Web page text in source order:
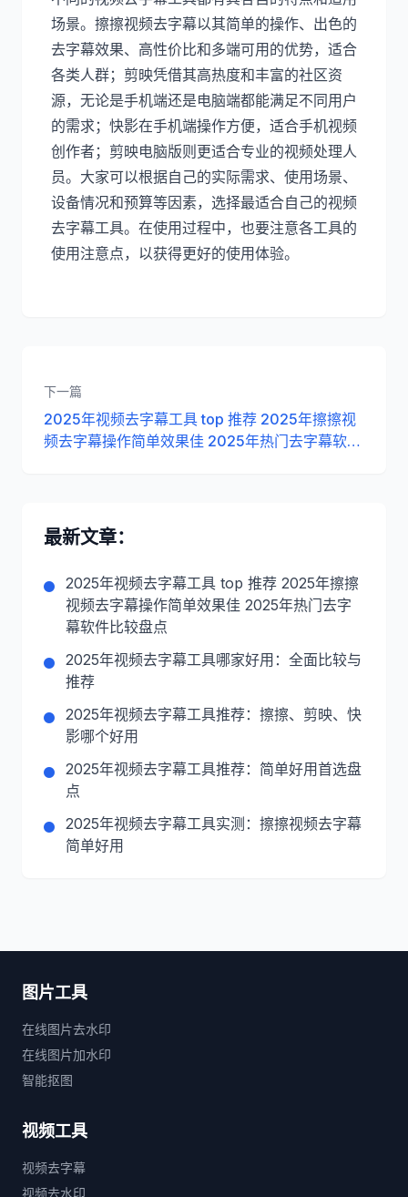
场景。擦擦视频去字幕以其简单的操作、出色的
去字幕效果、高性价比和多端可用的优势，适合
各类人群；剪映凭借其高热度和丰富的社区资
源，无论是手机端还是电脑端都能满足不同用户
的需求；快影在手机端操作方便，适合手机视频
创作者；剪映电脑版则更适合专业的视频处理人
员。大家可以根据自己的实际需求、使用场景、
设备情况和预算等因素，选择最适合自己的视频
去字幕工具。在使用过程中，也要注意各工具的
使用注意点，以获得更好的使用体验。
下一篇
2025年视频去字幕工具 top 推荐 2025年擦擦视
频去字幕操作简单效果佳 2025年热门去字幕软件
最新文章：
2025年视频去字幕工具 top 推荐 2025年擦擦
视频去字幕操作简单效果佳 2025年热门去字
幕软件比较盘点
2025年视频去字幕工具哪家好用：全面比较与
推荐
2025年视频去字幕工具推荐：擦擦、剪映、快
影哪个好用
2025年视频去字幕工具推荐：简单好用首选盘
点
2025年视频去字幕工具实测：擦擦视频去字幕
简单好用
图片工具
在线图片去水印
在线图片加水印
智能抠图
视频工具
视频去字幕
视频去水印